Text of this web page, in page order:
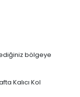
bölgeye
Kalıcı Kol